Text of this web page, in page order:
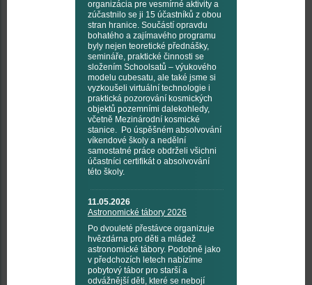
organizácia pre vesmírné aktivity a
zúčastnilo se ji 15 účastníků z obou
stran hranice. Součástí opravdu
bohatého a zajímavého programu
byly nejen teoretické přednášky,
semináře, praktické činnosti se
složením Schoolsatů – výukového
modelu cubesatu, ale také jsme si
vyzkoušeli virtuální technologie i
praktická pozorování kosmických
objektů pozemními dalekohledy,
včetně Mezinárodní kosmické
stanice. Po úspěšném absolvování
víkendové školy a nedělní
samostatné práce obdrželi všichni
účastníci certifikát o absolvování
této školy.
11.05.2026
Astronomické tábory 2026
Po dvouleté přestávce organizuje
hvězdárna pro děti a mládež
astronomické tábory. Podobně jako
v předchozích letech nabízíme
pobytový tábor pro starší a
odvážnější děti, které se nebojí